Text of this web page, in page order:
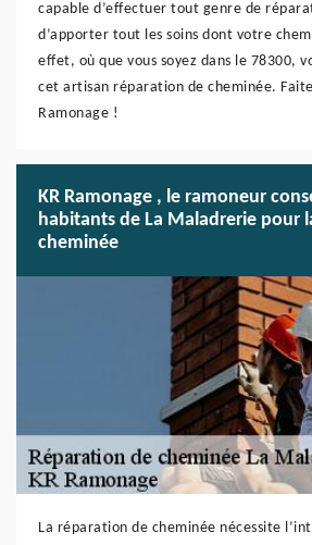
capable d’effectuer tout genre de
d’apporter tout les soins dont votre
effet, où que vous soyez dans le 78300,
cet artisan réparation de cheminée.
Ramonage !
KR Ramonage , le ramoneur
habitants de La Maladrerie pour
cheminée
La réparation de cheminée nécessite